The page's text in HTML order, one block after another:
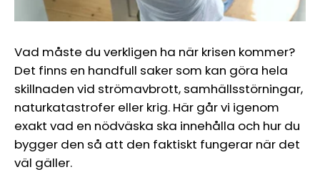
Vad måste du verkligen ha när krisen kommer?
Det finns en handfull saker som kan göra hela
skillnaden vid strömavbrott, samhällsstörningar,
naturkatastrofer eller krig. Här går vi igenom
exakt vad en nödväska ska innehålla och hur du
bygger den så att den faktiskt fungerar när det
väl gäller.